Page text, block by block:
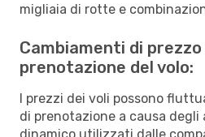
migliaia di rotte e
Cambiamenti di prezzo
prenotazione del volo:
I prezzi dei voli possono
di prenotazione a causa